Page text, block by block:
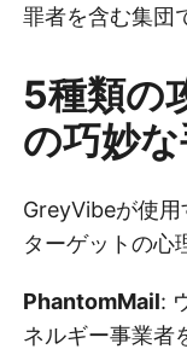
罪者を含む集団
5種類
の巧妙
GreyVibeが使
ターゲットの心
PhantomMail:
ネルギー事業者